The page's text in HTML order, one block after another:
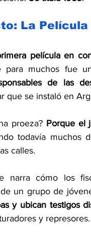
La Película
película en
para muchos fue
de las
que se instaló en
proeza? Porque el
todavía muchos
calles.
narra cómo los
y ubican testigos
y represores.